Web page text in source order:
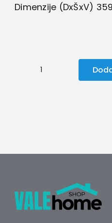
Dimenzije (DxŠxV)
Makita